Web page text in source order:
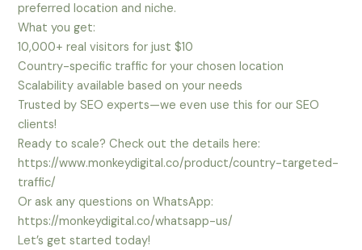
preferred location and niche.
What you get:
10,000+ real visitors for just $10
Country-specific traffic for your chosen location
Scalability available based on your needs
Trusted by SEO experts—we even use this for our SEO
clients!
Ready to scale? Check out the details here:
https://www.monkeydigital.co/product/country-targeted-
traffic/
Or ask any questions on WhatsApp:
https://monkeydigital.co/whatsapp-us/
Let’s get started today!